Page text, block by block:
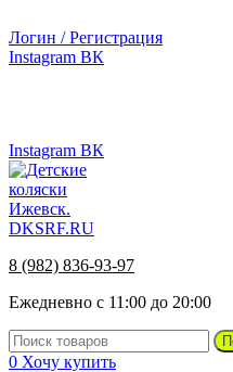
Логин / Регистрация
Instagram ВК
Instagram ВК
8 (982) 836-93-97
Ежедневно с 11:00 до 20:00
0 Хочу купить